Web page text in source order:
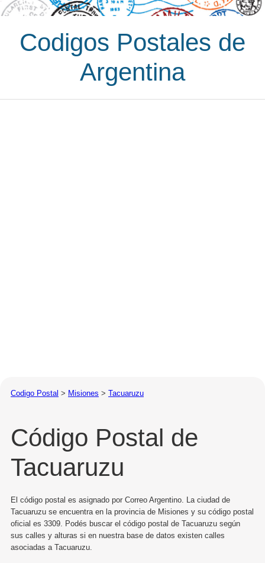
Codigos Postales de
Argentina
Codigo Postal > Misiones > Tacuaruzu
Código Postal de
Tacuaruzu
El código postal es asignado por Correo Argentino. La ciudad de
Tacuaruzu se encuentra en la provincia de Misiones y su código postal
oficial es 3309. Podés buscar el código postal de Tacuaruzu según
sus calles y alturas si en nuestra base de datos existen calles
asociadas a Tacuaruzu.